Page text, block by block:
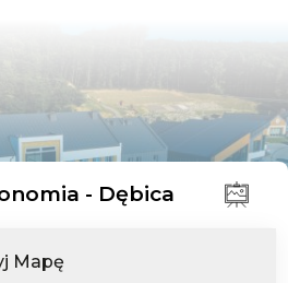
- Dębica
Mapę